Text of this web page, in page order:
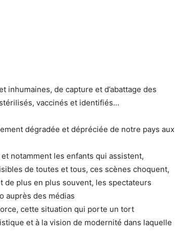
inhumaines, de capture et d’abattage des
vaccinés et identifiés…
dégradée et dépréciée de notre pays aux
notamment les enfants qui assistent,
de toutes et tous, ces scènes choquent,
plus en plus souvent, les spectateurs
auprès des médias
cette situation qui porte un tort
et à la vision de modernité dans laquelle